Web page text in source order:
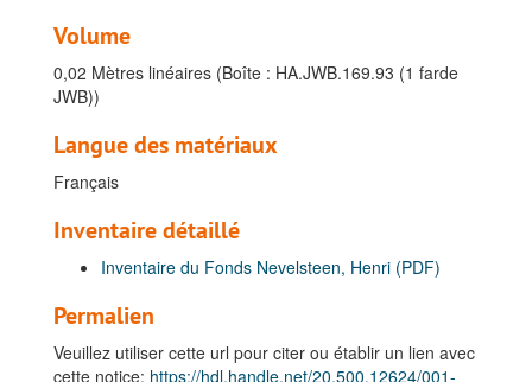
Volume
0,02 Mètres linéaires (Boîte : HA.JWB.169.93 (1 farde
JWB))
Langue des matériaux
Français
Inventaire détaillé
Inventaire du Fonds Nevelsteen, Henri (PDF)
Permalien
Veuillez utiliser cette url pour citer ou établir un lien avec
cette notice: https://hdl.handle.net/20.500.12624/001-